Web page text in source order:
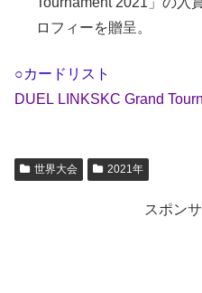
ロフィーを贈呈。
○カードリスト
DUEL LINKSKC Grand
世界大会 2021年
スポン